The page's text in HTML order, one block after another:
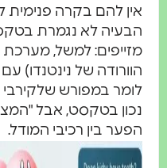
אין להם בקרה פנימית
הבעיה לא נגמרת
מזייפים: למשל, מערכת
הוורודה של נינטנדו) עם
לומר במפורש שלקירבי
נכון בטקסט, אבל
הפער בין רכיבי המודל.